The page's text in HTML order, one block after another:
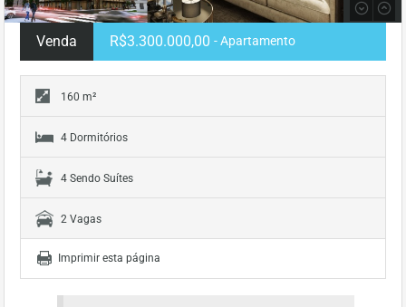
Venda R$3.300.000,00 - Apartamento
160 m²
4 Dormitórios
4 Sendo Suítes
2 Vagas
Imprimir esta página